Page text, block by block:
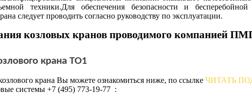
техники.Для обеспечения безопасности и бесперебойной
следует проводить согласно руководству по эксплуатации.
козловых кранов проводимого компанией
крана ТО1
крана Вы можете ознакомиться ниже, по ссылке ЧИТАТЬ
системы +7 (495) 773-19-77 :